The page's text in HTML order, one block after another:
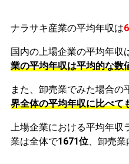
ナラサキ産業の平均年収は
国内の上場企業の平均年収
業の平均年収は平均的な数
また、卸売業でみた場合の
界全体の平均年収に比べて
上場企業における平均年収
業は全体で1671位、卸売業